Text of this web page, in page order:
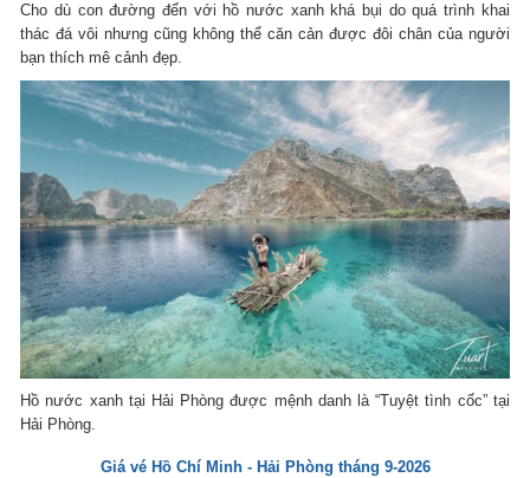
Cho dù con đường đến với hồ nước xanh khá bụi do quá trình khai
thác đá vôi nhưng cũng không thể căn cản được đôi chân của người
bạn thích mê cảnh đẹp.
Hồ nước xanh tại Hải Phòng được mệnh danh là “Tuyệt tình cốc” tại
Hải Phòng.
Giá vé Hồ Chí Minh - Hải Phòng tháng 9-2026